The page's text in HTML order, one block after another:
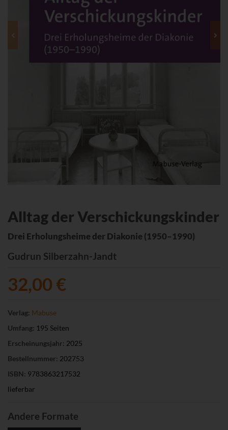
Alltag der Verschickungskinder
Drei Erholungsheime der Diakonie (1950–1990)
Gudrun Silberzahn-Jandt
32,00 €
Verlag: Mabuse
Umfang: 195 Seiten
Erscheinungsjahr: 2025
Bestellnummer: 202753
ISBN: 9783863217532
lieferbar
Andere Formate